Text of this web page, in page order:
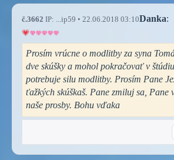
č.3662 IP: ...ip59 • 22.06.2018 03:10Danka:
Prosím vrúcne o modlitby za syna
dve skúšky a mohol pokračovať v
potrebuje silu modlitby. Prosím Pane
ťažkých skúškaš. Pane zmiluj sa, Pane
naše prosby. Bohu vďaka